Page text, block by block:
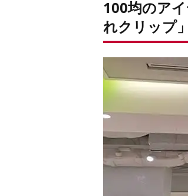
100均のア
れクリップ」